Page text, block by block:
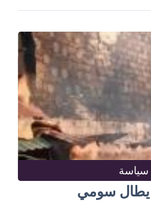
سياسة
يطال سومي